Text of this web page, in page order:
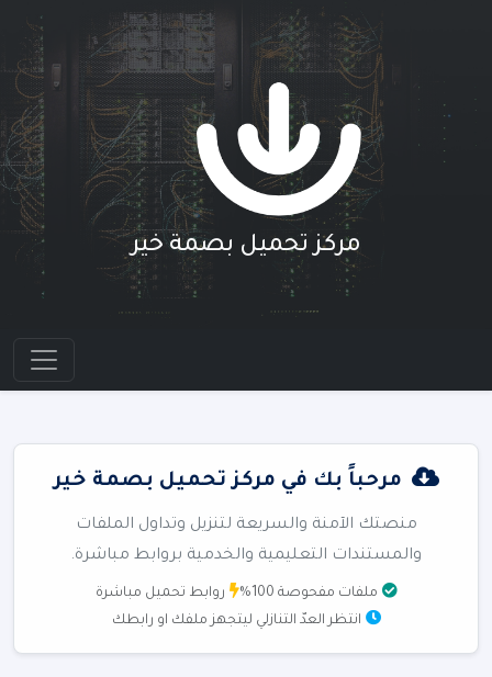
مركز تحميل بصمة خير
مرحباً بك في مركز تحميل بصمة خير
منصتك الآمنة والسريعة لتنزيل وتداول الملفات
والمستندات التعليمية والخدمية بروابط مباشرة.
ملفات مفحوصة 100%
روابط تحميل مباشرة
انتظر العدّ التنازلي ليتجهز ملفك او رابطك